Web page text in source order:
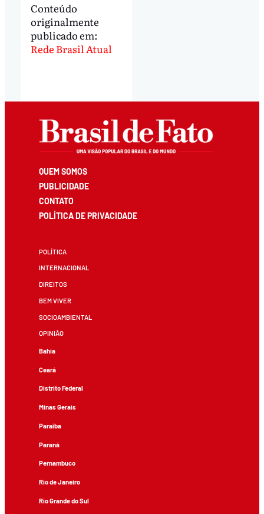
Conteúdo
originalmente
publicado em:
Rede Brasil Atual
QUEM SOMOS
PUBLICIDADE
CONTATO
POLÍTICA DE PRIVACIDADE
POLÍTICA
INTERNACIONAL
DIREITOS
BEM VIVER
SOCIOAMBIENTAL
OPINIÃO
Bahia
Ceará
Distrito Federal
Minas Gerais
Paraíba
Paraná
Pernambuco
Rio de Janeiro
Rio Grande do Sul